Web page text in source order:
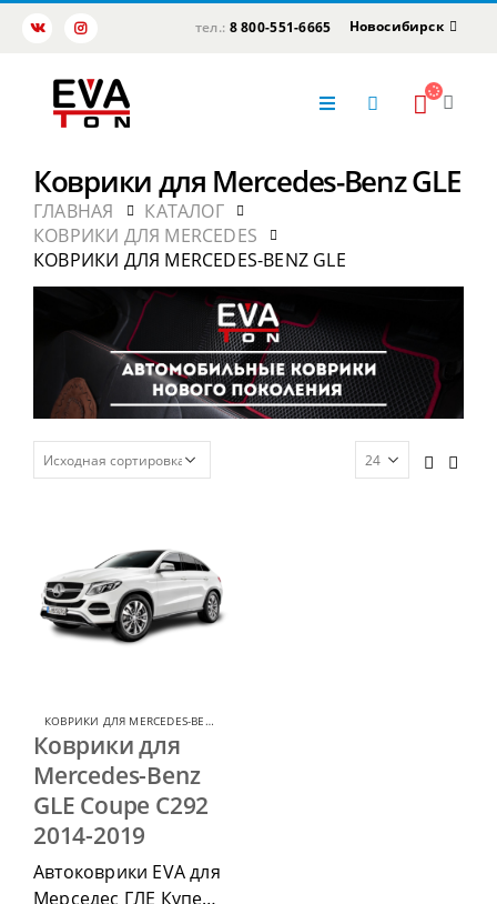
тел.: 8 800-551-6665 Новосибирск
Коврики для Mercedes-Benz GLE
ГЛАВНАЯ
КАТАЛОГ
КОВРИКИ ДЛЯ MERCEDES
КОВРИКИ ДЛЯ MERCEDES-BENZ GLE
КОВРИКИ ДЛЯ MERCEDES-BENZ GLE
Коврики для
Mercedes-Benz
GLE Coupe C292
2014-2019
Автоковрики EVA для
Мерседес ГЛЕ Купе